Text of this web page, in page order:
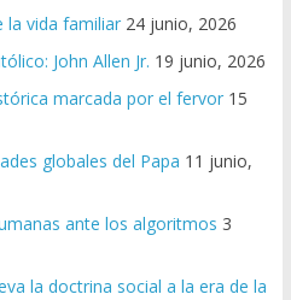
la vida familiar 24 junio, 2026
John Allen Jr. 19 junio, 2026
marcada por el fervor 15
globales del Papa 11 junio,
ante los algoritmos 3
la doctrina social a la era de la